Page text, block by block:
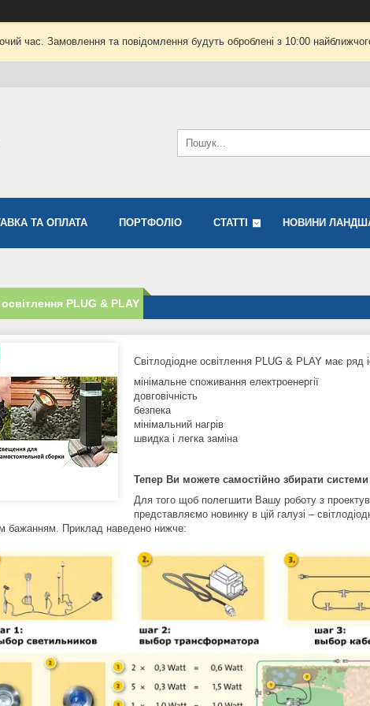
час. Замовлення та повідомлення будуть оброблені з 10:00
ТА ОПЛАТА ПОРТФОЛІО СТАТТІ НОВИНИ
PLUG & PLAY
Світлодіодне освітлення PLUG & PLAY має ряд
мінімальне споживання електроенергії
довговічність
безпека
мінімальний нагрів
швидка і легка заміна
Тепер Ви можете самостійно збирати
Для того щоб полегшити Вашу роботу з
представляємо новинку в цій галузі –
бажанням. Приклад наведено нижче: